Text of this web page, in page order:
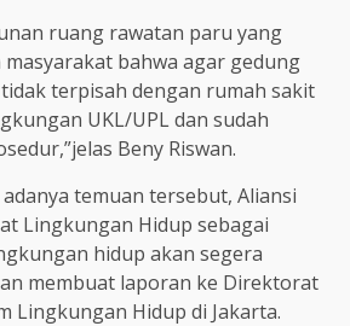
ruang rawatan paru yang
bahwa agar gedung
terpisah dengan rumah sakit
UKL/UPL dan sudah
Beny Riswan.
temuan tersebut, Aliansi
Lingkungan Hidup sebagai
hidup akan segera
membuat laporan ke Direktorat
Lingkungan Hidup di Jakarta.